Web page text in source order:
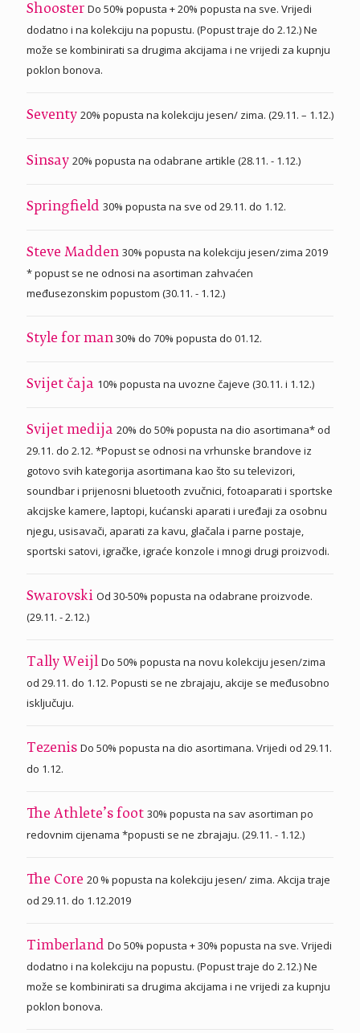
Shooster Do 50% popusta + 20% popusta na sve. Vrijedi
dodatno i na kolekciju na popustu. (Popust traje do 2.12.) Ne
može se kombinirati sa drugima akcijama i ne vrijedi za kupnju
poklon bonova.
Seventy 20% popusta na kolekciju jesen/ zima. (29.11. – 1.12.)
Sinsay 20% popusta na odabrane artikle (28.11. - 1.12.)
Springfield 30% popusta na sve od 29.11. do 1.12.
Steve Madden 30% popusta na kolekciju jesen/zima 2019
* popust se ne odnosi na asortiman zahvaćen
međusezonskim popustom (30.11. - 1.12.)
Style for man30% do 70% popusta do 01.12.
Svijet čaja 10% popusta na uvozne čajeve (30.11. i 1.12.)
Svijet medija 20% do 50% popusta na dio asortimana* od
29.11. do 2.12. *Popust se odnosi na vrhunske brandove iz
gotovo svih kategorija asortimana kao što su televizori,
soundbar i prijenosni bluetooth zvučnici, fotoaparati i sportske
akcijske kamere, laptopi, kućanski aparati i uređaji za osobnu
njegu, usisavači, aparati za kavu, glačala i parne postaje,
sportski satovi, igračke, igraće konzole i mnogi drugi proizvodi.
Swarovski Od 30-50% popusta na odabrane proizvode.
(29.11. - 2.12.)
Tally WeijlDo 50% popusta na novu kolekciju jesen/zima
od 29.11. do 1.12. Popusti se ne zbrajaju, akcije se međusobno
isključuju.
Tezenis Do 50% popusta na dio asortimana. Vrijedi od 29.11.
do 1.12.
The Athlete’s foot 30% popusta na sav asortiman po
redovnim cijenama *popusti se ne zbrajaju. (29.11. - 1.12.)
The Core 20 % popusta na kolekciju jesen/ zima. Akcija traje
od 29.11. do 1.12.2019
Timberland Do 50% popusta + 30% popusta na sve. Vrijedi
dodatno i na kolekciju na popustu. (Popust traje do 2.12.) Ne
može se kombinirati sa drugima akcijama i ne vrijedi za kupnju
poklon bonova.